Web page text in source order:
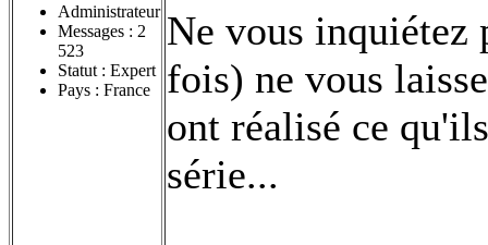
Administrateur
Messages : 2
523
Statut : Expert
Pays : France
Ne vous inquiétez
fois) ne vous
ont réalisé ce
série...